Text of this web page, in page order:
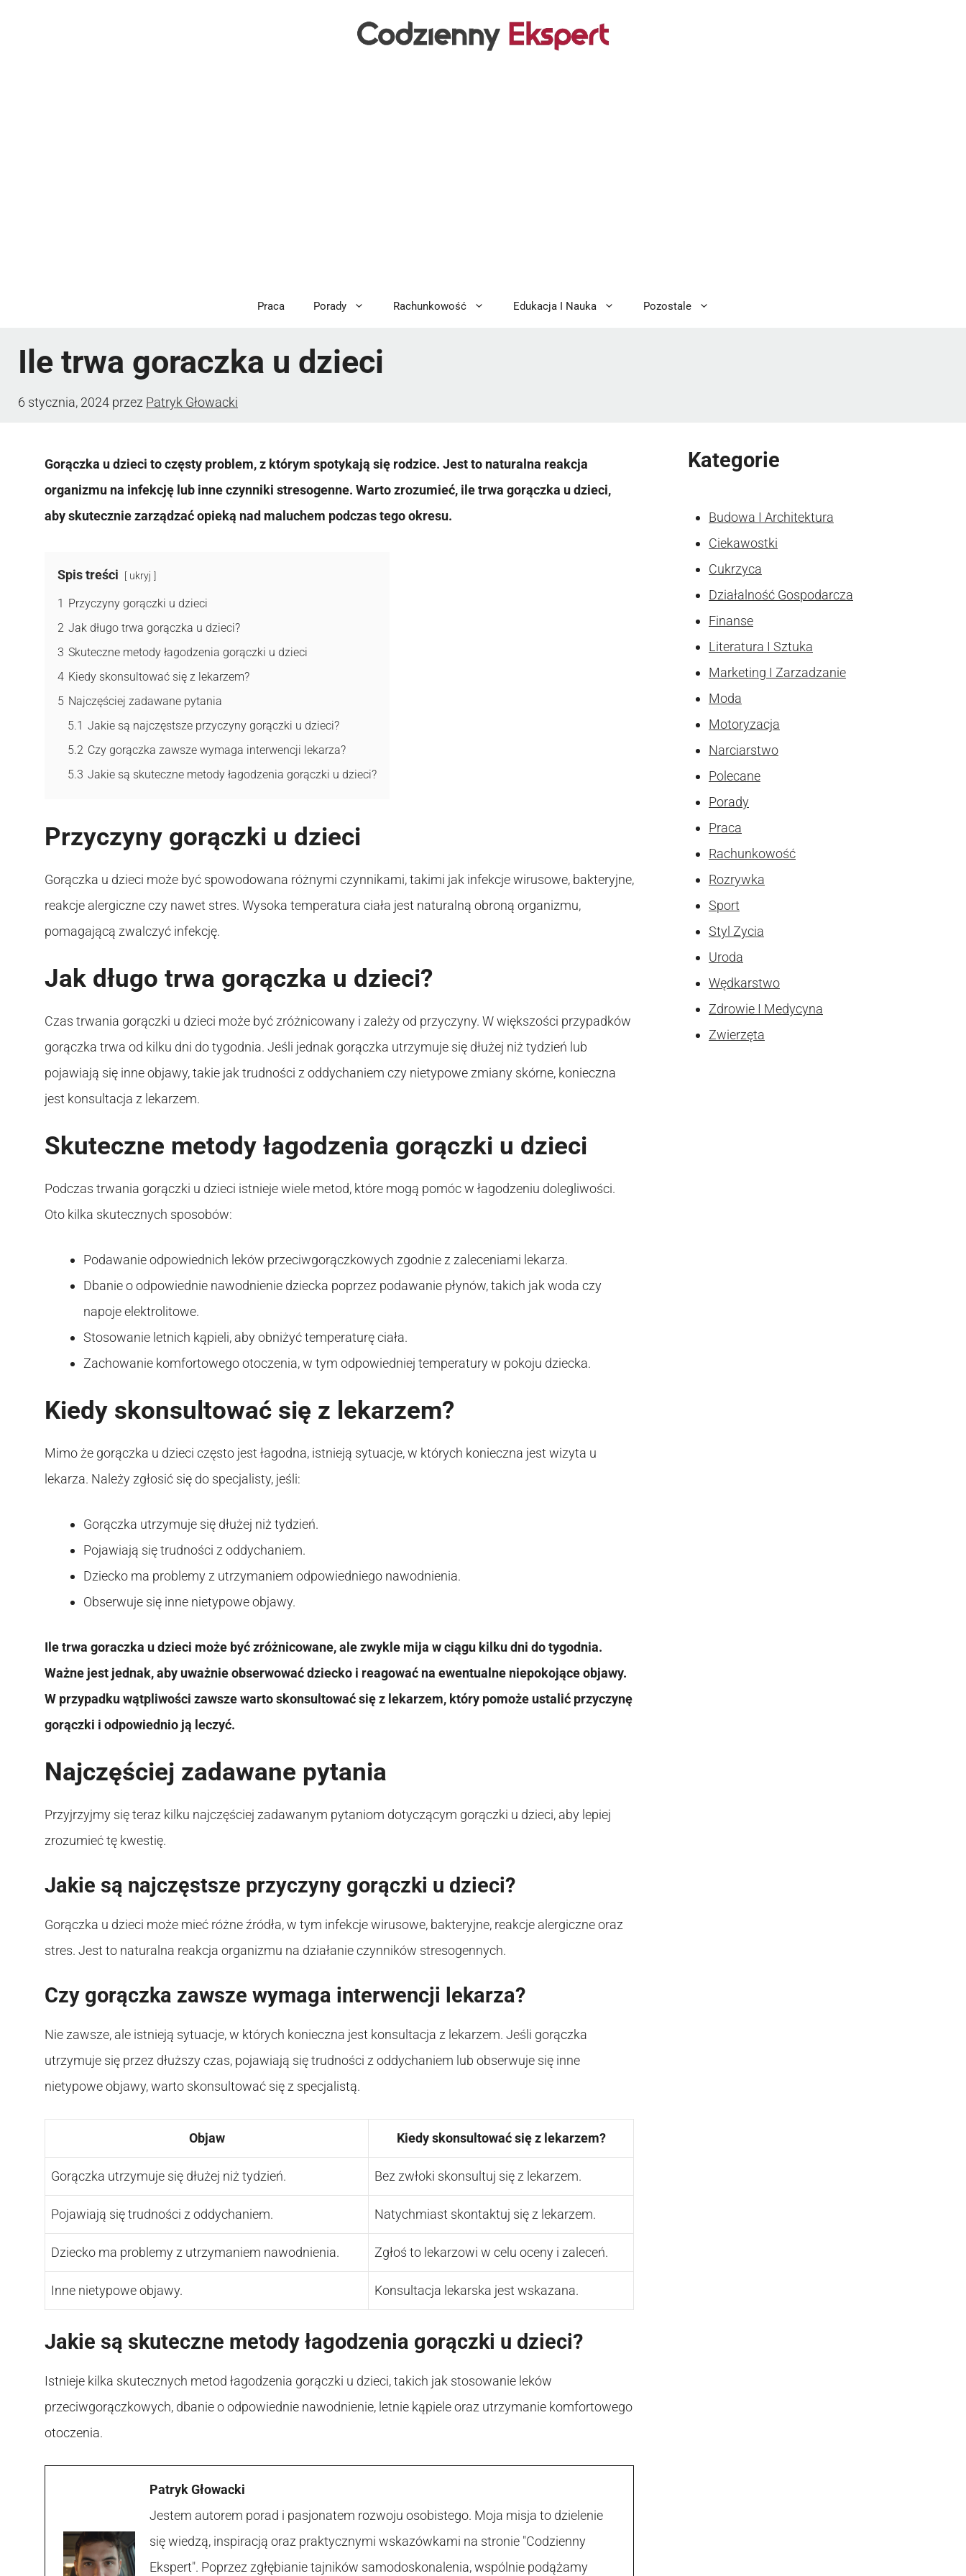
Praca Porady Rachunkowość Edukacja I Nauka Pozostale
Ile trwa goraczka u dzieci
6 stycznia, 2024 przez Patryk Głowacki
Gorączka u dzieci to częsty problem, z którym spotykają się rodzice. Jest to naturalna reakcja
organizmu na infekcję lub inne czynniki stresogenne. Warto zrozumieć, ile trwa gorączka u dzieci,
aby skutecznie zarządzać opieką nad maluchem podczas tego okresu.
Spis treści ukryj
1 Przyczyny gorączki u dzieci
2 Jak długo trwa gorączka u dzieci?
3 Skuteczne metody łagodzenia gorączki u dzieci
4 Kiedy skonsultować się z lekarzem?
5 Najczęściej zadawane pytania
5.1 Jakie są najczęstsze przyczyny gorączki u dzieci?
5.2 Czy gorączka zawsze wymaga interwencji lekarza?
5.3 Jakie są skuteczne metody łagodzenia gorączki u dzieci?
Przyczyny gorączki u dzieci
Gorączka u dzieci może być spowodowana różnymi czynnikami, takimi jak infekcje wirusowe, bakteryjne,
reakcje alergiczne czy nawet stres. Wysoka temperatura ciała jest naturalną obroną organizmu,
pomagającą zwalczyć infekcję.
Jak długo trwa gorączka u dzieci?
Czas trwania gorączki u dzieci może być zróżnicowany i zależy od przyczyny. W większości przypadków
gorączka trwa od kilku dni do tygodnia. Jeśli jednak gorączka utrzymuje się dłużej niż tydzień lub
pojawiają się inne objawy, takie jak trudności z oddychaniem czy nietypowe zmiany skórne, konieczna
jest konsultacja z lekarzem.
Skuteczne metody łagodzenia gorączki u dzieci
Podczas trwania gorączki u dzieci istnieje wiele metod, które mogą pomóc w łagodzeniu dolegliwości.
Oto kilka skutecznych sposobów:
Podawanie odpowiednich leków przeciwgorączkowych zgodnie z zaleceniami lekarza.
Dbanie o odpowiednie nawodnienie dziecka poprzez podawanie płynów, takich jak woda czy
napoje elektrolitowe.
Stosowanie letnich kąpieli, aby obniżyć temperaturę ciała.
Zachowanie komfortowego otoczenia, w tym odpowiedniej temperatury w pokoju dziecka.
Kiedy skonsultować się z lekarzem?
Mimo że gorączka u dzieci często jest łagodna, istnieją sytuacje, w których konieczna jest wizyta u
lekarza. Należy zgłosić się do specjalisty, jeśli:
Gorączka utrzymuje się dłużej niż tydzień.
Pojawiają się trudności z oddychaniem.
Dziecko ma problemy z utrzymaniem odpowiedniego nawodnienia.
Obserwuje się inne nietypowe objawy.
Ile trwa goraczka u dzieci może być zróżnicowane, ale zwykle mija w ciągu kilku dni do tygodnia.
Ważne jest jednak, aby uważnie obserwować dziecko i reagować na ewentualne niepokojące objawy.
W przypadku wątpliwości zawsze warto skonsultować się z lekarzem, który pomoże ustalić przyczynę
gorączki i odpowiednio ją leczyć.
Najczęściej zadawane pytania
Przyjrzyjmy się teraz kilku najczęściej zadawanym pytaniom dotyczącym gorączki u dzieci, aby lepiej
zrozumieć tę kwestię.
Jakie są najczęstsze przyczyny gorączki u dzieci?
Gorączka u dzieci może mieć różne źródła, w tym infekcje wirusowe, bakteryjne, reakcje alergiczne oraz
stres. Jest to naturalna reakcja organizmu na działanie czynników stresogennych.
Czy gorączka zawsze wymaga interwencji lekarza?
Nie zawsze, ale istnieją sytuacje, w których konieczna jest konsultacja z lekarzem. Jeśli gorączka
utrzymuje się przez dłuższy czas, pojawiają się trudności z oddychaniem lub obserwuje się inne
nietypowe objawy, warto skonsultować się z specjalistą.
Objaw Kiedy skonsultować się z lekarzem?
Gorączka utrzymuje się dłużej niż tydzień. Bez zwłoki skonsultuj się z lekarzem.
Pojawiają się trudności z oddychaniem. Natychmiast skontaktuj się z lekarzem.
Dziecko ma problemy z utrzymaniem nawodnienia. Zgłoś to lekarzowi w celu oceny i zaleceń.
Inne nietypowe objawy. Konsultacja lekarska jest wskazana.
Jakie są skuteczne metody łagodzenia gorączki u dzieci?
Istnieje kilka skutecznych metod łagodzenia gorączki u dzieci, takich jak stosowanie leków
przeciwgorączkowych, dbanie o odpowiednie nawodnienie, letnie kąpiele oraz utrzymanie komfortowego
otoczenia.
Patryk Głowacki
Jestem autorem porad i pasjonatem rozwoju osobistego. Moja misja to dzielenie
się wiedzą, inspiracją oraz praktycznymi wskazówkami na stronie "Codzienny
Ekspert". Poprzez zgłębianie tajników samodoskonalenia, wspólnie podążamy
Kategorie
Budowa I Architektura
Ciekawostki
Cukrzyca
Działalność Gospodarcza
Finanse
Literatura I Sztuka
Marketing I Zarzadzanie
Moda
Motoryzacja
Narciarstwo
Polecane
Porady
Praca
Rachunkowość
Rozrywka
Sport
Styl Zycia
Uroda
Wędkarstwo
Zdrowie I Medycyna
Zwierzęta